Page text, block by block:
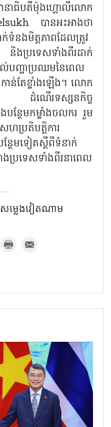
ាធិបតីម៉ុងហ្គោលីលោក
បានអះអាងថា
ទំនងមិត្តភាពដែលត្រូវ
និងប្រទេសទាំងពីរដាក់
ល់បញ្ហាប្រឈមនៃពេល
ាន់តែខ្លាំងឡើង។ លោក
ា ដំណើរទស្សនកិច្ច
ថែមកម្លាំងចលករ រួម
ប្រតិបត្តិការ
ថែមទៀតស្ដីពីទំនាក់
ងប្រទេសទាំងពីរនាពេល
សម្លេងវៀតណាម